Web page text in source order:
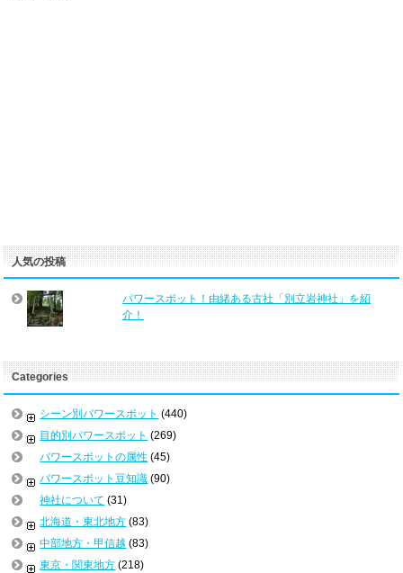
人気の投稿
パワースポット！由緒ある古社「別立岩神社」を紹
介！
Categories
シーン別パワースポット (440)
目的別パワースポット (269)
パワースポットの属性 (45)
パワースポット豆知識 (90)
神社について (31)
北海道・東北地方 (83)
中部地方・甲信越 (83)
東京・関東地方 (218)